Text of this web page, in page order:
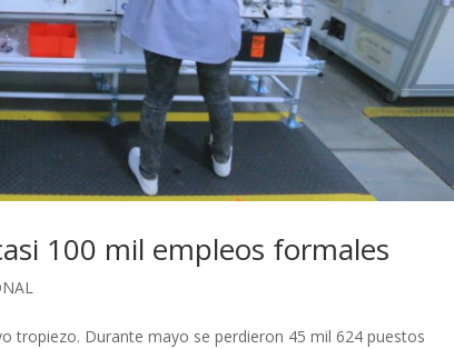
100 mil empleos formales
tropiezo. Durante mayo se perdieron 45 mil 624 puestos